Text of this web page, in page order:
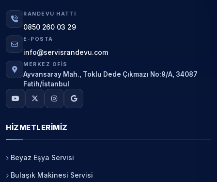
RANDEVU HATTI
0850 260 03 29
E-POSTA
info@servisrandevu.com
MERKEZ OFIS
Ayvansaray Mah., Toklu Dede Çıkmazı No:9/A, 34087
Fatih/İstanbul
HIZMETLERIMIZ
Beyaz Eşya Servisi
Bulaşık Makinesi Servisi